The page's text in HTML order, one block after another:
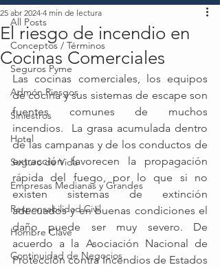
All Posts
Conceptos / Términos
Seguros Pyme
Admón Riesgos
Siniestros
Hotel
Seguro de Vida
Empresas Medianas y Grandes
Responsabilidad Civil
Hombre Clave
Continuidad de Negocios
El riesgo de incendio en
Cocinas Comerciales
25 abr 2024 4 min de lectura
Las cocinas comerciales, los equipos
de cocina y sus sistemas de escape son
fuentes comunes de muchos
incendios.  La grasa acumulada dentro
de las campanas y de los conductos de
extracción favorecen la propagación
rápida del fuego, por lo que si no
existen sistemas de extinción
adecuados y en buenas condiciones el
daño puede ser muy severo. De
acuerdo a la Asociación Nacional de
Protección contra Incendios de Estados